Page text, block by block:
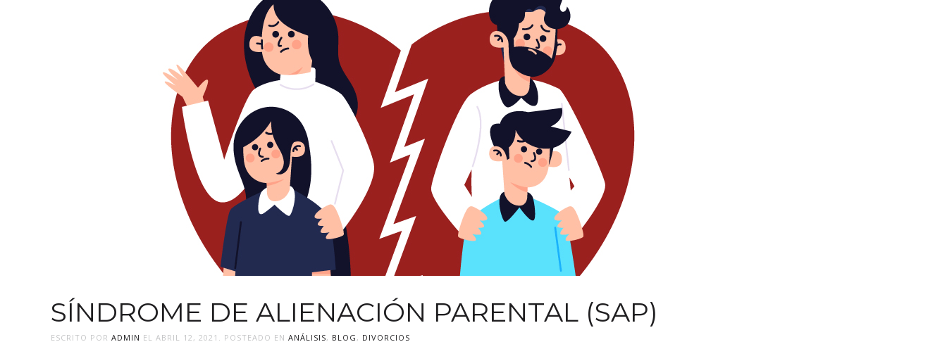
SÍNDROME DE ALIENACIÓN PARENTAL (SAP)
ESCRITO POR ADMIN EL ABRIL 12, 2021 . POSTEADO EN ANÁLISIS, BLOG , DIVORCIOS